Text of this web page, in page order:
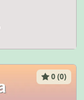
0 (0)